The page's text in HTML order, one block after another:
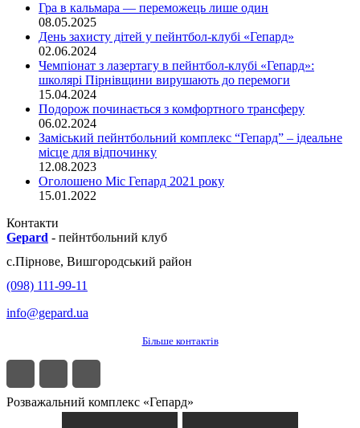
Гра в кальмара — переможець лише один
08.05.2025
День захисту дітей у пейнтбол-клубі «Гепард»
02.06.2024
Чемпіонат з лазертагу в пейнтбол-клубі «Гепард»:
школярі Пірнівщини вирушають до перемоги
15.04.2024
Подорож починається з комфортного трансферу
06.02.2024
Заміський пейнтбольний комплекс “Гепард” – ідеальне
місце для відпочинку
12.08.2023
Оголошено Міс Гепард 2021 року
15.01.2022
Контакти
Gepard - пейнтбольний клуб
с.Пірнове, Вишгородський район
(098) 111-99-11
info@gepard.ua
Більше контактів
Розважальний комплекс «Гепард»